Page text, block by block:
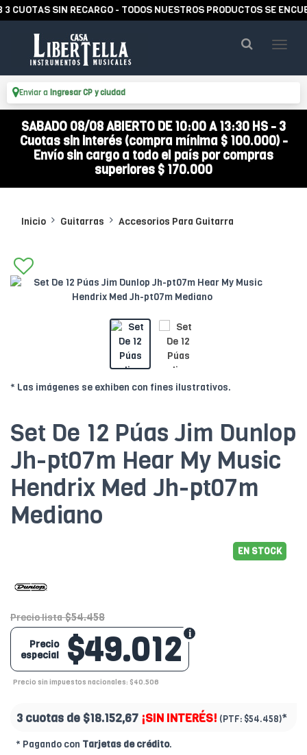
SIN RECARGO - TODOS NUESTROS PRODUCTOS SE
Enviar a Ingresar CP y ciudad
SABADO 08/08 ABIERTO DE 10:00 A 13:30 HS - 3
Cuotas sin interés (compra mínima $ 100.000) -
Envío sin cargo a todo el país por compras
superiores $ 170.000
Inicio Guitarras Accesorios Para Guitarra
* Las imágenes se exhiben con fines ilustrativos.
Set De 12 Púas Jim Dunlop
Jh-pt07m Hear My Music
Hendrix Med Jh-pt07m
Mediano
EN STOCK
Precio lista $54.458
$49.012
Precio
especial
Precio sin impuestos nacionales: $40.506
3 cuotas de $18.152,67 ¡SIN INTERÉS! (PTF: $54.458)*
* Pagando con Tarjetas de crédito.